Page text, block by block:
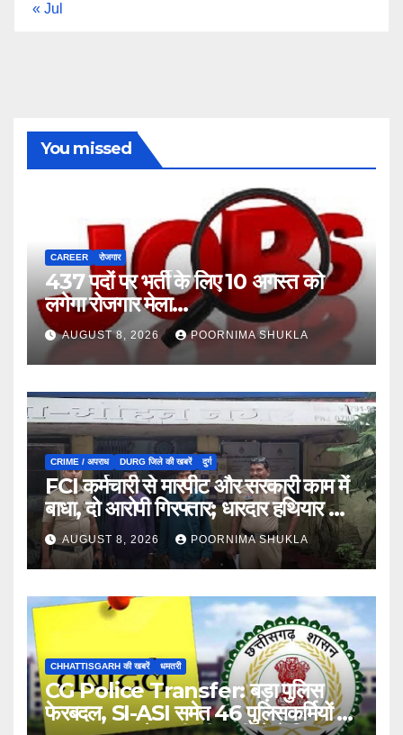
« Jul
You missed
CAREER रोजगार
437 पदों पर भर्ती के लिए 10 अगस्त को
लगेगा रोजगार मेला…
AUGUST 8, 2026 POORNIMA SHUKLA
CRIME / अपराध DURG जिले की खबरें दुर्ग
FCI कर्मचारी से मारपीट और सरकारी काम में
बाधा, दो आरोपी गिरफ्तार; धारदार हथियार भी
जब्त…
AUGUST 8, 2026 POORNIMA SHUKLA
CHHATTISGARH की खबरें धमतरी
CG Police Transfer: बड़ा पुलिस
फेरबदल, SI-ASI समेत 46 पुलिसकर्मियों का